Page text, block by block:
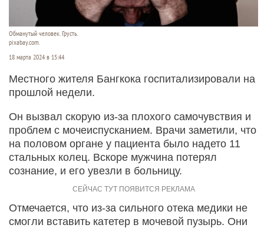
Обманутый человек. Грусть.
pixabay.com.
18 марта 2024 в 15:44
Местного жителя Бангкока госпитализировали на
прошлой недели.
Он вызвал скорую из-за плохого самочувствия и
проблем с мочеиспусканием. Врачи заметили, что
на половом органе у пациента было надето 11
стальных колец. Вскоре мужчина потерял
сознание, и его увезли в больницу.
Отмечается, что из-за сильного отека медики не
смогли вставить катетер в мочевой пузырь. Они